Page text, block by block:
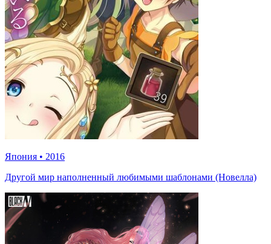
Япония • 2016
Другой мир наполненный любимыми шаблонами (Новелла)